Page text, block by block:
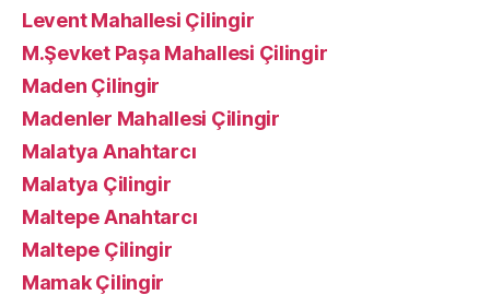
Levent Mahallesi Çilingir
M.Şevket Paşa Mahallesi Çilingir
Maden Çilingir
Madenler Mahallesi Çilingir
Malatya Anahtarcı
Malatya Çilingir
Maltepe Anahtarcı
Maltepe Çilingir
Mamak Çilingir